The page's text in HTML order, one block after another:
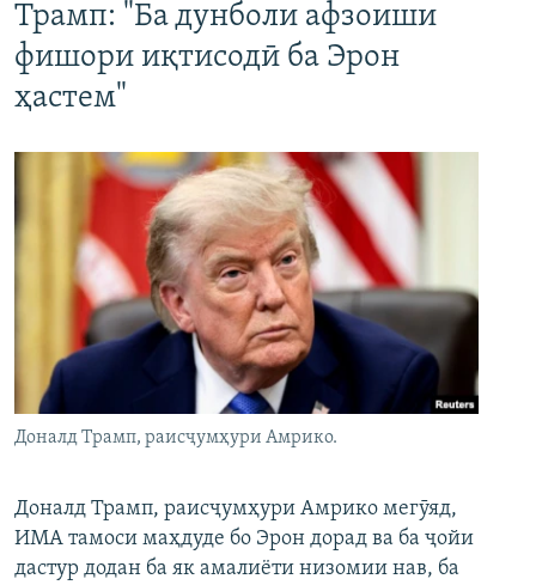
Трамп: "Ба дунболи афзоиши
фишори иқтисодӣ ба Эрон
ҳастем"
Доналд Трамп, раисҷумҳури Амрико.
Доналд Трамп, раисҷумҳури Амрико мегӯяд,
ИМА тамоси маҳдуде бо Эрон дорад ва ба ҷойи
дастур додан ба як амалиёти низомии нав, ба